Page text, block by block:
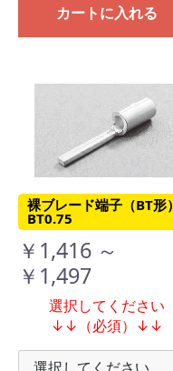
カートに入れる
裸ブレード端子（BT形）
BT0.75
￥1,416 ～
￥1,497
選択してください
↓↓（必須）↓↓